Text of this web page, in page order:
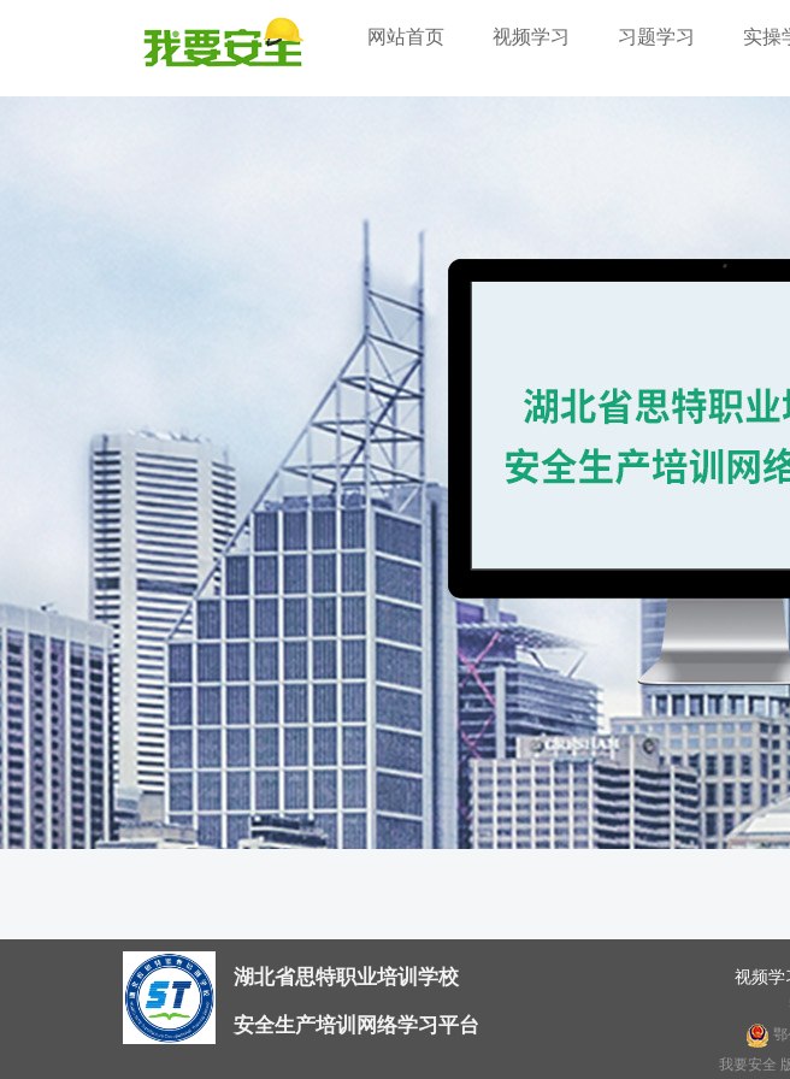
网站首页 视频学习 习题学习 实操
湖北省思特职业培训学校
安全生产培训网络学习平台
视频学
我要安全